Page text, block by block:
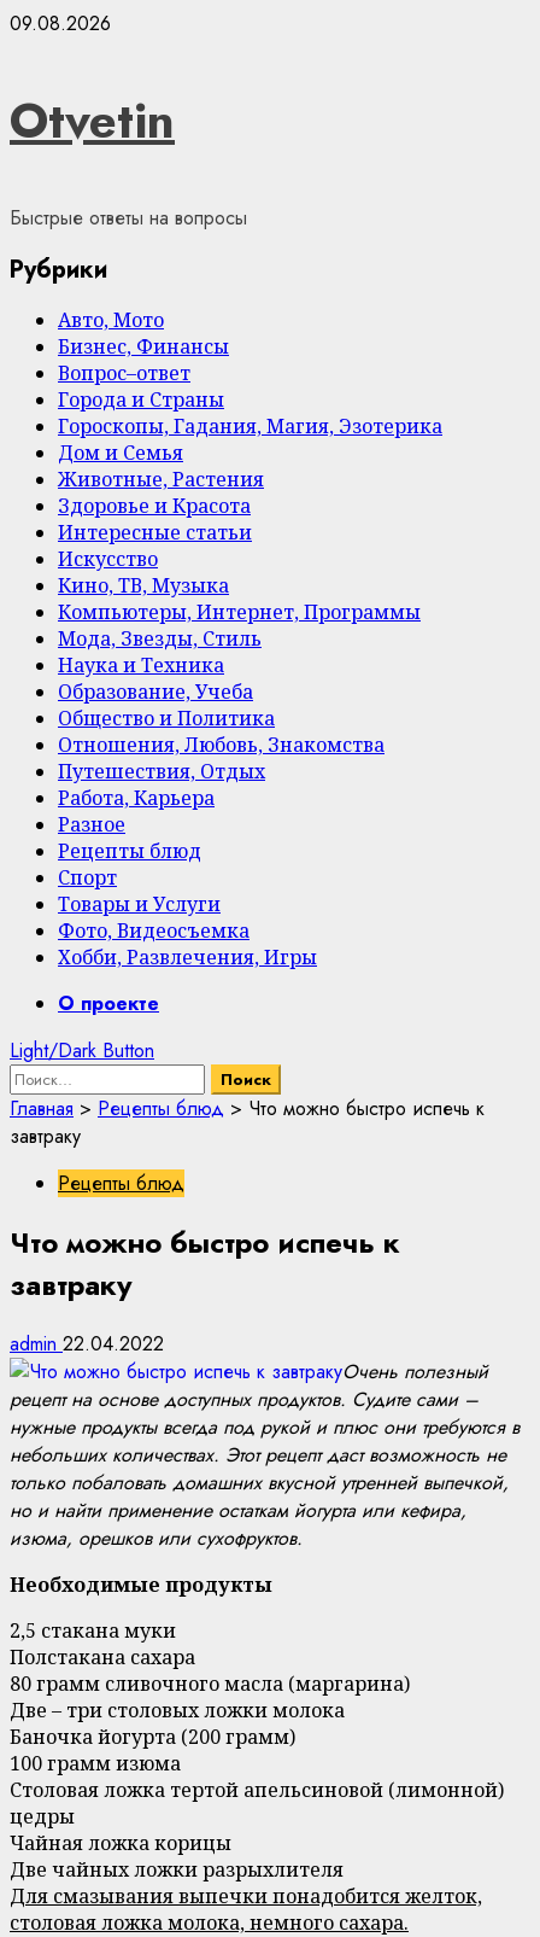
Skip
09.08.2026
Otvetin
Быстрые ответы на вопросы
Рубрики
Авто, Мото
Бизнес, Финансы
Вопрос–ответ
Города и Страны
Гороскопы, Гадания, Магия, Эзотерика
Дом и Семья
Животные, Растения
Здоровье и Красота
Интересные статьи
Искусство
Кино, ТВ, Музыка
Компьютеры, Интернет, Программы
Мода, Звезды, Стиль
Наука и Техника
Образование, Учеба
Общество и Политика
Отношения, Любовь, Знакомства
Путешествия, Отдых
Работа, Карьера
Разное
Рецепты блюд
Спорт
Товары и Услуги
Фото, Видеосъемка
Хобби, Развлечения, Игры
PrimaryО проекте
Light/Dark Button
Найти:
Главная > Рецепты блюд > Что можно быстро испечь к
завтраку
Рецепты блюд
Что можно быстро испечь к
завтраку
admin 22.04.2022
Очень полезный
рецепт на основе доступных продуктов. Судите сами –
нужные продукты всегда под рукой и плюс они требуются в
небольших количествах. Этот рецепт даст возможность не
только побаловать домашних вкусной утренней выпечкой,
но и найти применение остаткам йогурта или кефира,
изюма, орешков или сухофруктов.
Необходимые продукты
2,5 стакана муки
Полстакана сахара
80 грамм сливочного масла (маргарина)
Две – три столовых ложки молока
Баночка йогурта (200 грамм)
100 грамм изюма
Столовая ложка тертой апельсиновой (лимонной)
цедры
Чайная ложка корицы
Две чайных ложки разрыхлителя
Для смазывания выпечки понадобится желток,
столовая ложка молока, немного сахара.